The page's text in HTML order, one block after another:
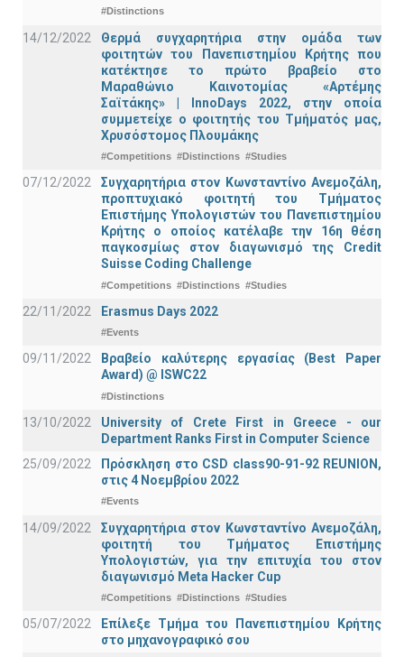
#Distinctions
14/12/2022
Θερμά συγχαρητήρια στην ομάδα των
φοιτητών του Πανεπιστημίου Κρήτης που
κατέκτησε το πρώτο βραβείο στο
Μαραθώνιο Καινοτομίας «Αρτέμης
Σαϊτάκης» | InnoDays 2022, στην οποία
συμμετείχε ο φοιτητής του Τμήματός μας,
Χρυσόστομος Πλουμάκης
#Competitions #Distinctions #Studies
07/12/2022
Συγχαρητήρια στον Κωνσταντίνο Ανεμοζάλη,
προπτυχιακό φοιτητή του Τμήματος
Επιστήμης Υπολογιστών του Πανεπιστημίου
Κρήτης ο οποίος κατέλαβε την 16η θέση
παγκοσμίως στον διαγωνισμό της Credit
Suisse Coding Challenge
#Competitions #Distinctions #Studies
22/11/2022 Erasmus Days 2022
#Events
09/11/2022
Βραβείο καλύτερης εργασίας (Best Paper
Award) @ ISWC22
#Distinctions
13/10/2022
University of Crete First in Greece - our
Department Ranks First in Computer Science
25/09/2022
Πρόσκληση στο CSD class90-91-92 REUNION,
στις 4 Νοεμβρίου 2022
#Events
14/09/2022
Συγχαρητήρια στον Κωνσταντίνο Ανεμοζάλη,
φοιτητή του Τμήματος Επιστήμης
Υπολογιστών, για την επιτυχία του στον
διαγωνισμό Meta Hacker Cup
#Competitions #Distinctions #Studies
05/07/2022
Επίλεξε Τμήμα του Πανεπιστημίου Κρήτης
στο μηχανογραφικό σου